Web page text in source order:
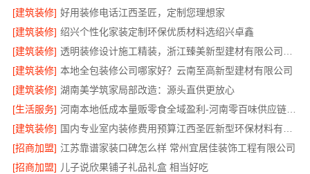
[建筑装修] 好用装修电话江西圣匠，定制您理想家
[建筑装修] 绍兴个性化家装定制环保优质材料选绍兴卓鑫
[建筑装修]
[建筑装修] 本地全包装修公司哪家好？云南至高新型建材有限公司
[建筑装修] 湖南美学筑家局部改造：源头直供更放心
[生活服务]
河南本地低成本量贩零食全域盈利-河南零百味供应链有限公司
[建筑装修]
[招商加盟] 江苏靠谱家装口碑怎么样 常州宜居佳装饰工程有限公司
[招商加盟] 儿子说欣果铺子礼品礼盒 相当好吃